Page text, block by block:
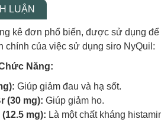
LUẬN
kê đơn phổ biến, được sử dụng
chính của việc sử dụng siro NyQuil:
Năng:
Giúp giảm đau và hạ sốt.
(30 mg): Giúp giảm ho.
mg): Là một chất kháng